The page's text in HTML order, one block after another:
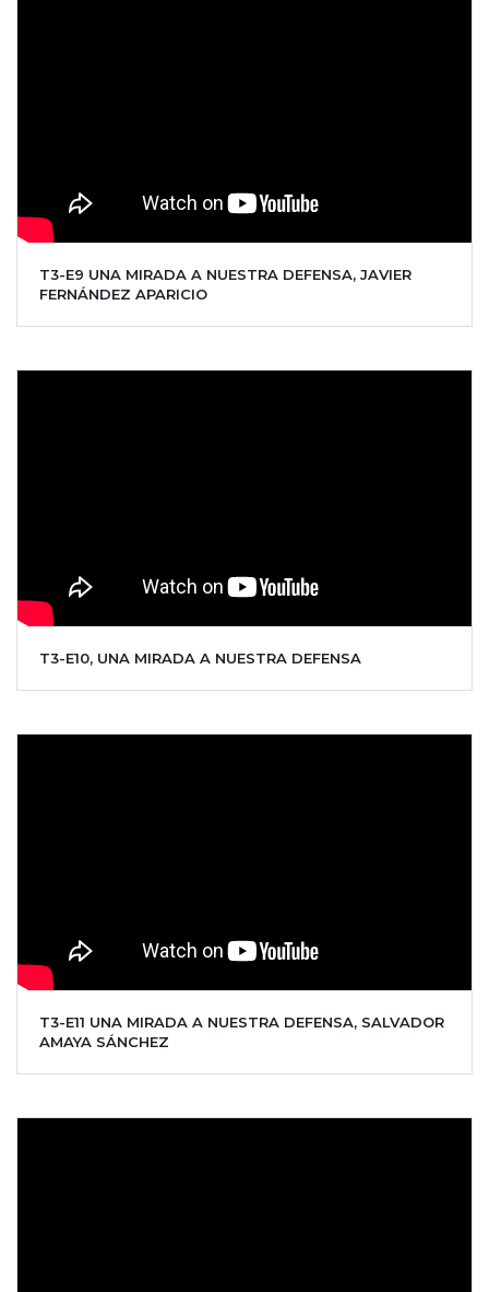
T3-E9 UNA MIRADA A NUESTRA DEFENSA, JAVIER
FERNÁNDEZ APARICIO
T3-E10, UNA MIRADA A NUESTRA DEFENSA
T3-E11 UNA MIRADA A NUESTRA DEFENSA, SALVADOR
AMAYA SÁNCHEZ